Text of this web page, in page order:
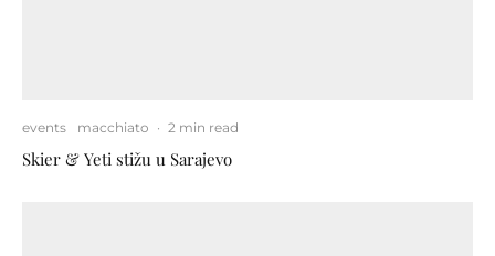
events macchiato · 2 min read
Skier & Yeti stižu u Sarajevo